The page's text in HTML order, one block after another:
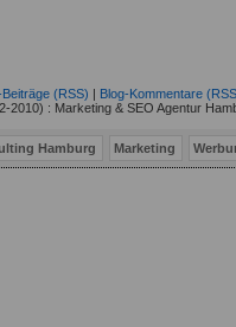
Beiträge (RSS)
Blog-Kommentare
: Marketing & SEO Agentur
Hamburg Marketing